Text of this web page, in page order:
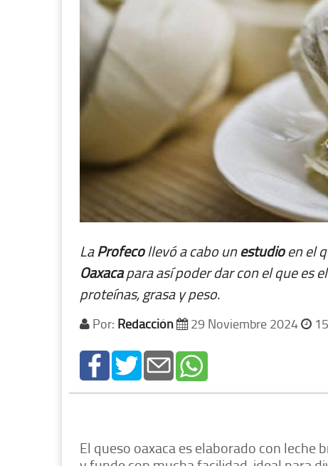
LaProfecollevó a cabo unestudioen el
Oaxacapara así poder dar con el que es el
proteínas, grasa y peso.
Por: Redacción 29 Noviembre 2024
El queso oaxaca es elaborado con leche